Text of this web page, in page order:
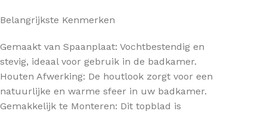
Belangrijkste Kenmerken
Gemaakt van Spaanplaat: Vochtbestendig en
stevig, ideaal voor gebruik in de badkamer.
Houten Afwerking: De houtlook zorgt voor een
natuurlijke en warme sfeer in uw badkamer.
Gemakkelijk te Monteren: Dit topblad is